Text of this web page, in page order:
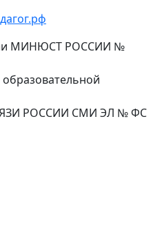
МИНЮСТ РОССИИ №
РОССИИ СМИ ЭЛ № ФС